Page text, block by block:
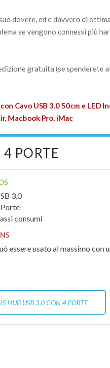
dovere, ed è davvero di
se vengono connessi più
gratuita (se spenderete
Cavo USB 3.0 50cm e LED
Macbook Pro, iMac
PORTE
3.0
consumi
essere usato al massimo con
HUB USB 3.0 CON 4 PORTE